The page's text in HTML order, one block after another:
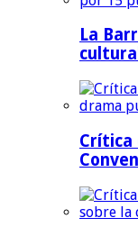
La
Crítica